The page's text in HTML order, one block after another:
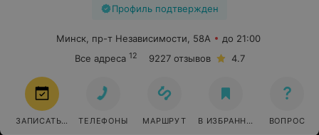
Профиль подтвержден
Минск, пр-т Независимости, 58А
до 21:00
Все адреса 12 9227 отзывов 4.7
ЗАПИСАТЬСЯ ТЕЛЕФОНЫ МАРШРУТ В ИЗБРАННОЕ ВОПРОС